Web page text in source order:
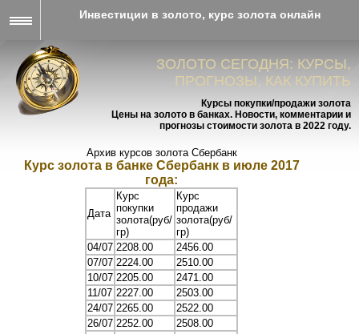
Инвестиции в золото, курс золота онлайн
ЗОЛОТО СЕГОДНЯ: КУРСЫ,
ПРОГНОЗЫ, КАК КУПИТЬ
Курсы покупки/продажи золота
Цены на золото в банках. Новости, комментарии и
прогнозы стоимости золота в 2022 году.
Архив курсов золота Сбербанк
Курс золота в банке Сбербанк в июле 2017
года:
Дата
Курс
покупки
золота(руб/
гр)
Курс
продажи
золота(руб/
гр)
04/07 2208.00
2456.00
07/07 2224.00
2510.00
10/07 2205.00
2471.00
11/07 2227.00
2503.00
24/07 2265.00
2522.00
26/07 2252.00
2508.00